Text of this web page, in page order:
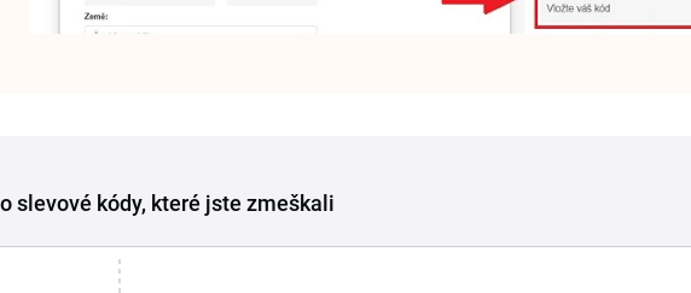
slevové kódy, které jste zmeškali